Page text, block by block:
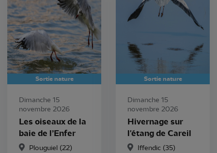
Sortie nature
Dimanche 15
novembre 2026
Les oiseaux de la
baie de l’Enfer
Plouguiel (22)
Sortie nature
Dimanche 15
novembre 2026
Hivernage sur
l'étang de Careil
Iffendic (35)